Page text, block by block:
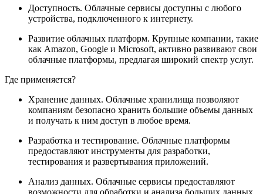
Доступность. Облачные сервисы доступны с любого
устройства, подключенного к интернету.
Развитие облачных платформ. Крупные компании, такие
как Amazon, Google и Microsoft, активно развивают свои
облачные платформы, предлагая широкий спектр услуг.
Где применяется?
Хранение данных. Облачные хранилища позволяют
компаниям безопасно хранить большие объемы данных
и получать к ним доступ в любое время.
Разработка и тестирование. Облачные платформы
предоставляют инструменты для разработки,
тестирования и развертывания приложений.
Анализ данных. Облачные сервисы предоставляют